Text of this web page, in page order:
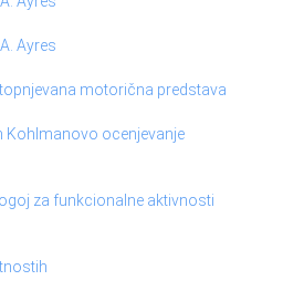
Ayres
motorična predstava
Kohlmanovo ocenjevanje
za funkcionalne aktivnosti